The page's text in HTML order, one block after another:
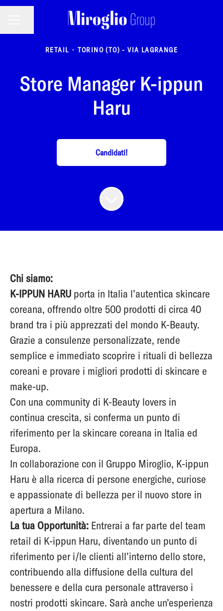
Condividi la pagina
RETAIL · TORINO (TO) - VIA LAGRANGE
Store Manager K-ippun
Haru
Candidati!
Chi siamo:
K-IPPUN HARU porta in Italia l’autentica skincare
coreana, offrendo oltre 500 prodotti di circa 40
brand tra i più apprezzati del mondo K-Beauty.
Grazie a consulenze personalizzate, rende
semplice e immediato scoprire i rituali di bellezza
coreani e provare i migliori prodotti di skincare e
make-up.
Con una community di K-Beauty lovers in
continua crescita, si conferma un punto di
riferimento per la skincare coreana in Italia ed
Europa.
In collaborazione con il Gruppo Miroglio, K-ippun
Haru è alla ricerca di persone energiche, curiose
e appassionate di bellezza per il nuovo store in
apertura a Milano.
La tua Opportunità: Entrerai a far parte del team
retail di K-ippun Haru, diventando un punto di
riferimento per i/le clienti all’interno dello store,
contribuendo alla diffusione della cultura del
benessere e della cura personale attraverso i
nostri prodotti skincare. Sarà anche un’esperienza